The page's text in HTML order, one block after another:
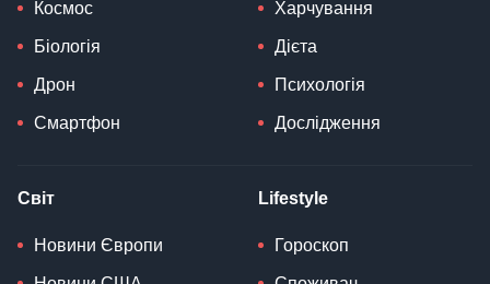
Космос
Біологія
Дрон
Смартфон
Харчування
Дієта
Психологія
Дослідження
Світ
Новини Європи
Lifestyle
Гороскоп